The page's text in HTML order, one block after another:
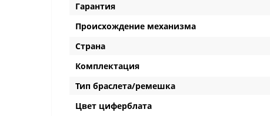
Гарантия
Происхождение механизма
Страна
Комплектация
Тип браслета/ремешка
Цвет циферблата